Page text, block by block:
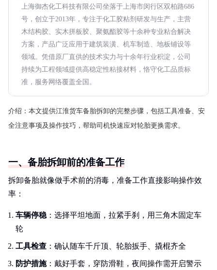
上海御杰化工科技有限公司坐落于上海市闵行区双柏路686
号，创立于2013年，专注于化工胶粘剂研发与生产，主营
木结构胶、实木拼板胶、聚氨酯胶等十余种专业粘合解决
方案，产品广泛应用于建筑装潢、机车制造、地板铺设等
领域。凭借原厂直供的技术实力与十余年行业积淀，公司
持续为工程领域提供高稳定性粘接材料，恪守化工品质标
准，服务网络覆盖全国。
介绍： 本文提供江淮货车备胎拆卸的完整步骤，包括工具准备、安
全注意事项及操作技巧，帮助司机快速应对轮胎更换需求。
一、备胎拆卸前的准备工作
拆卸备胎就像做手术前的消毒，准备工作直接影响操作效
率：
车辆停稳 ：选择平坦地面，拉紧手刹，用三角木固定车
轮
工具检查 ：确认随车千斤顶、轮胎扳手、撬棍齐全
防护措施：戴好手套，穿防滑鞋，夜间操作需开启警示